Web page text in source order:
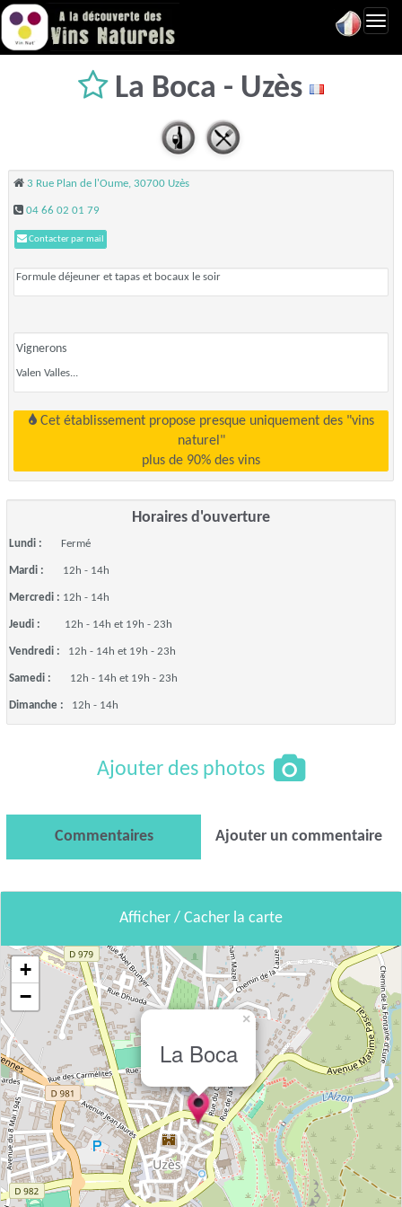
La Boca - Uzès
3 Rue Plan de l'Oume, 30700 Uzès
04 66 02 01 79
Contacter par mail
Formule déjeuner et tapas et bocaux le soir
Vignerons
Valen Valles...
Cet établissement propose presque uniquement des "vins
naturel"
plus de 90% des vins
Horaires d'ouverture
Lundi : Fermé
Mardi : 12h - 14h
Mercredi : 12h - 14h
Jeudi : 12h - 14h et 19h - 23h
Vendredi : 12h - 14h et 19h - 23h
Samedi : 12h - 14h et 19h - 23h
Dimanche : 12h - 14h
Ajouter des photos
Commentaires Ajouter un commentaire
Afficher / Cacher la carte
La Boca
×
+
−